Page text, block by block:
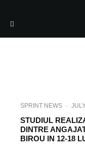
SPRINT NEWS ·
STUDIUL
DINTRE
BIROU IN 12-18